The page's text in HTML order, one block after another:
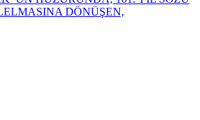
DÖNÜŞEN,